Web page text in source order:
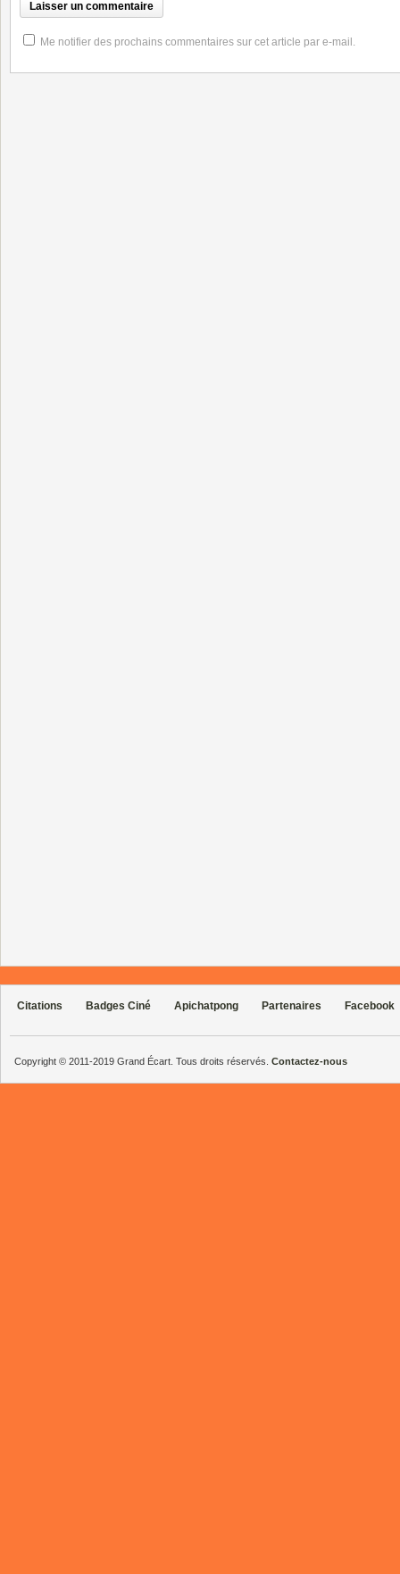
Me notifier des prochains commentaires sur cet article par e-mail.
Citations Badges Ciné Apichatpong Partenaires Facebook
Copyright © 2011-2019 Grand Écart. Tous droits réservés. Contactez-nous